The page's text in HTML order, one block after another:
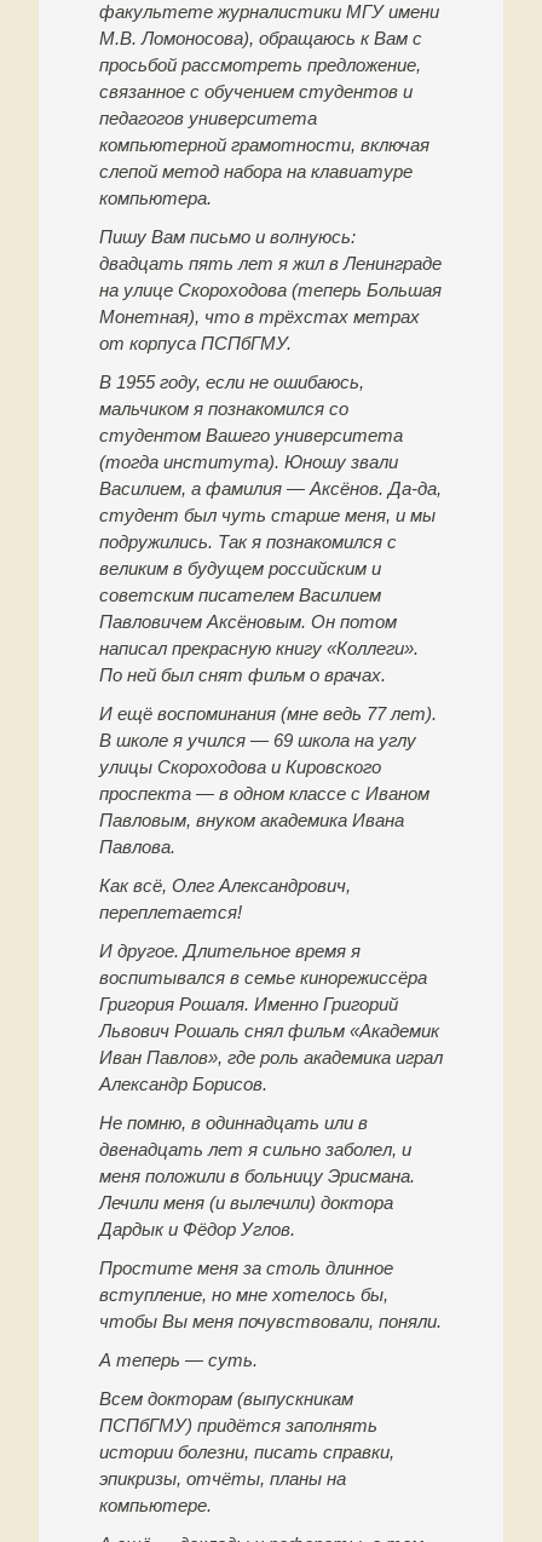
факультете журналистики МГУ имени
М.В. Ломоносова), обращаюсь к Вам с
просьбой рассмотреть предложение,
связанное с обучением студентов и
педагогов университета
компьютерной грамотности, включая
слепой метод набора на клавиатуре
компьютера.
Пишу Вам письмо и волнуюсь:
двадцать пять лет я жил в Ленинграде
на улице Скороходова (теперь Большая
Монетная), что в трёхстах метрах
от корпуса ПСПбГМУ.
В 1955 году, если не ошибаюсь,
мальчиком я познакомился со
студентом Вашего университета
(тогда института). Юношу звали
Василием, а фамилия — Аксёнов. Да-да,
студент был чуть старше меня, и мы
подружились. Так я познакомился с
великим в будущем российским и
советским писателем Василием
Павловичем Аксёновым. Он потом
написал прекрасную книгу «Коллеги».
По ней был снят фильм о врачах.
И ещё воспоминания (мне ведь 77 лет).
В школе я учился — 69 школа на углу
улицы Скороходова и Кировского
проспекта — в одном классе с Иваном
Павловым, внуком академика Ивана
Павлова.
Как всё, Олег Александрович,
переплетается!
И другое. Длительное время я
воспитывался в семье кинорежиссёра
Григория Рошаля. Именно Григорий
Львович Рошаль снял фильм «Академик
Иван Павлов», где роль академика играл
Александр Борисов.
Не помню, в одиннадцать или в
двенадцать лет я сильно заболел, и
меня положили в больницу Эрисмана.
Лечили меня (и вылечили) доктора
Дардык и Фёдор Углов.
Простите меня за столь длинное
вступление, но мне хотелось бы,
чтобы Вы меня почувствовали, поняли.
А теперь — суть.
Всем докторам (выпускникам
ПСПбГМУ) придётся заполнять
истории болезни, писать справки,
эпикризы, отчёты, планы на
компьютере.